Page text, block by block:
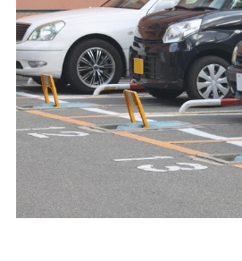
よくあるご質問
オーナー様の声（事例紹介）
運営事例
お役立ちコラム
よくあるご質問
お問い合わせ・